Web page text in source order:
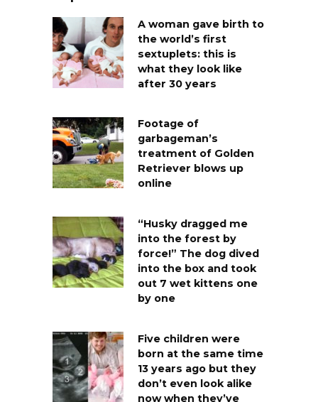
A woman gave birth to
the world’s first
sextuplets: this is
what they look like
after 30 years
Footage of
garbageman’s
treatment of Golden
Retriever blows up
online
“Husky dragged me
into the forest by
force!” The dog dived
into the box and took
out 7 wet kittens one
by one
Five children were
born at the same time
13 years ago but they
don’t even look alike
now when they’ve